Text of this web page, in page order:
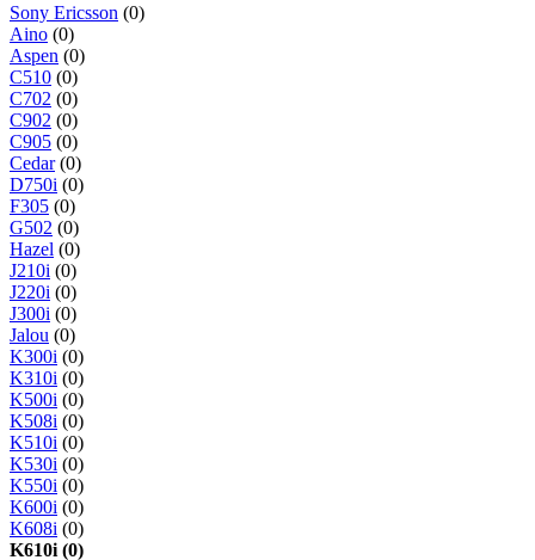
Sony Ericsson (0)
Aino (0)
Aspen (0)
C510 (0)
C702 (0)
C902 (0)
C905 (0)
Cedar(0)
D750i (0)
F305 (0)
G502 (0)
Hazel (0)
J210i (0)
J220i (0)
J300i (0)
Jalou (0)
K300i (0)
K310i (0)
K500i (0)
K508i (0)
K510i (0)
K530i (0)
K550i (0)
K600i (0)
K608i (0)
K610i (0)